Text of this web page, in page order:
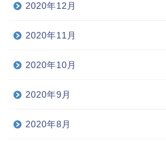
2020年12月
2020年11月
2020年10月
2020年9月
2020年8月